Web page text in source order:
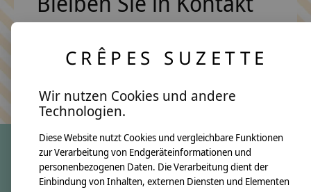
crêpes suzette
CRÊPES SUZETTE
Wir nutzen Cookies und andere
Technologien.
Diese Website nutzt Cookies und vergleichbare Funktionen
zur Verarbeitung von Endgeräteinformationen und
personenbezogenen Daten. Die Verarbeitung dient der
Einbindung von Inhalten, externen Diensten und Elementen